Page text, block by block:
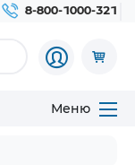
8-800-1000-321
Меню